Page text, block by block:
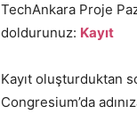
TechAnkara Proje
doldurunuz: Kayıt
Kayıt oluşturduktan
Congresium’da